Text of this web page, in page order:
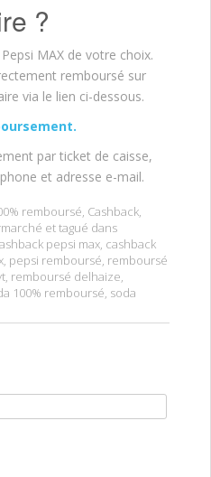
?
MAX de votre choix.
remboursé sur
via le lien ci-dessous.
par ticket de caisse,
et adresse e-mail.
remboursé, Cashback,
et tagué dans
pepsi max, cashback
, pepsi remboursé, remboursé
, remboursé delhaize,
100% remboursé, soda